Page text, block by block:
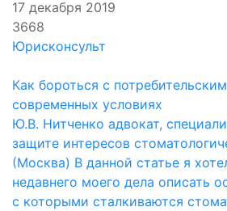
17 декабря 2019
3668
Юрисконсульт
Как бороться с
современных условиях
Ю.В. Нитченко адвокат,
защите интересов
(Москва) В данной статье я
недавнего моего дела описать
с которыми сталкиваются